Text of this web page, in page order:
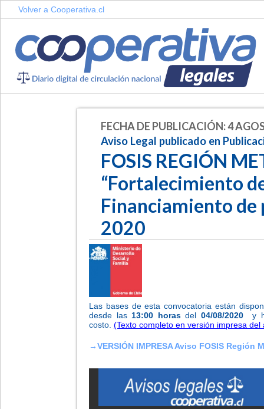
Volver a Cooperativa.cl
FECHA DE PUBLICACIÓN: 4
Aviso Legal publicado en
FOSIS REGIÓN
“Fortalecimiento
Financiamiento
2020
Las bases de esta convocatoria están
desde las 13:00 horasdel 04/08/2020
y
costo. (Texto completo en versión impresa del
→VERSIÓN IMPRESA Aviso FOSIS Región